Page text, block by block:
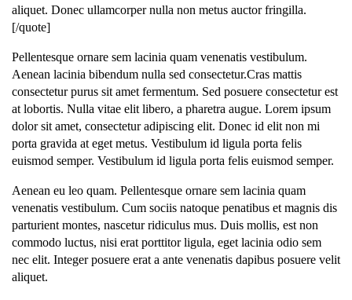
aliquet. Donec ullamcorper nulla non metus auctor fringilla.
[/quote]
Pellentesque ornare sem lacinia quam venenatis vestibulum.
Aenean lacinia bibendum nulla sed consectetur.Cras mattis
consectetur purus sit amet fermentum. Sed posuere consectetur est
at lobortis. Nulla vitae elit libero, a pharetra augue. Lorem ipsum
dolor sit amet, consectetur adipiscing elit. Donec id elit non mi
porta gravida at eget metus. Vestibulum id ligula porta felis
euismod semper. Vestibulum id ligula porta felis euismod semper.
Aenean eu leo quam. Pellentesque ornare sem lacinia quam
venenatis vestibulum. Cum sociis natoque penatibus et magnis dis
parturient montes, nascetur ridiculus mus. Duis mollis, est non
commodo luctus, nisi erat porttitor ligula, eget lacinia odio sem
nec elit. Integer posuere erat a ante venenatis dapibus posuere velit
aliquet.